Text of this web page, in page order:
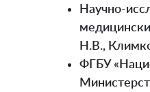
Научно-
Н.В.,
ФГБУ